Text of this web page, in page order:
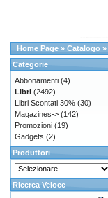
Home Page » Catalogo »
Categorie
Abbonamenti (4)
Libri (2492)
Libri Scontati 30% (30)
Magazines-> (142)
Promozioni (19)
Gadgets (2)
Produttori
Ricerca Veloce